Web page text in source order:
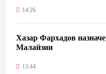
14:26
Хазар Фархадов
Малайзии
13:44